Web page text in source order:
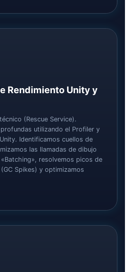
Rendimiento Unity y
(Rescue Service).
utilizando el Profiler y
Identificamos cuellos de
las llamadas de dibujo
resolvemos picos de
Spikes) y optimizamos